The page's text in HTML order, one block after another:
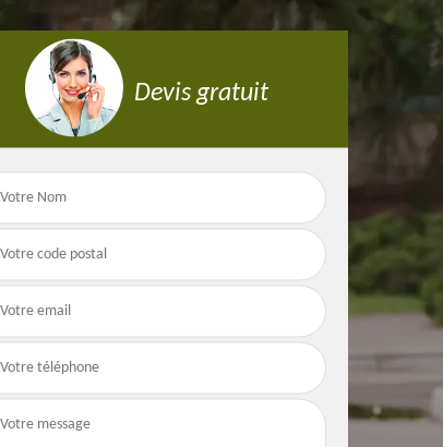
Devis gratuit